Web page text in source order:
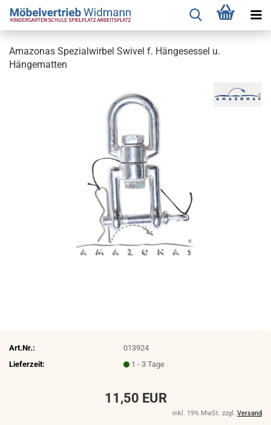
Amazonas Spezialwirbel Swivel f. Hängesessel u.
Hängematten
Art.Nr.:
013924
Lieferzeit:
1 - 3 Tage
11,50 EUR
inkl. 19% MwSt. zzgl. Versand